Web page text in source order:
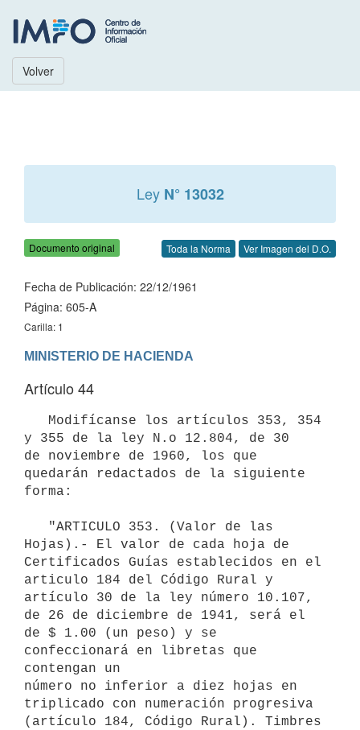
Volver
Ley N° 13032
Documento original Toda la Norma Ver Imagen del D.O.
Fecha de Publicación: 22/12/1961
Página: 605-A
Carilla: 1
MINISTERIO DE HACIENDA
Artículo 44
y 355 de la ley N.o 12.804, de 30
de noviembre de 1960, los que
quedarán redactados de la siguiente
forma:
Hojas).- El valor de cada hoja de
Certificados Guías establecidos en el
articulo 184 del Código Rural y
artículo 30 de la ley número 10.107,
de 26 de diciembre de 1941, será el
de $ 1.00 (un peso) y se
confeccionará en libretas que
contengan un
número no inferior a diez hojas en
triplicado con numeración progresiva
(artículo 184, Código Rural). Timbres